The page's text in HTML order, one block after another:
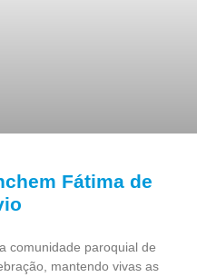
Fátima de
comunidade paroquial de
mantendo vivas as